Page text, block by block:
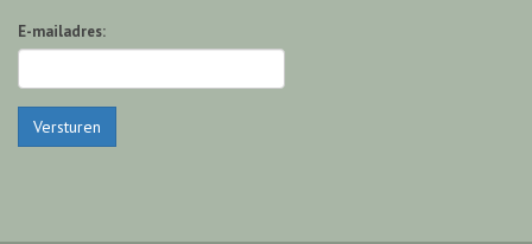
E-mailadres:
Versturen